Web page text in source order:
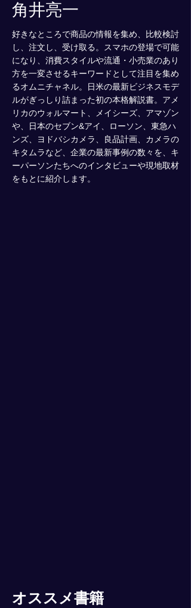
角井亮一
好きなところで商品の情報を集め、比較検討
し、注文し、受け取る。スマホの登場で可能
になり、消費スタイルや流通・小売業のあり
方を一変させるキーワードとして注目を集め
るオムニチャネル。日米の最新ビジネスモデ
ルがぎっしり詰まった初の本格解説書。アメ
リカのウォルマート、メイシーズ、アマゾン
や、日本のセブン&アイ、ローソン、東急ハ
ンズ、ヨドバシカメラ、良品計画、カメラの
キタムラなど、企業の最新事例の数々を、キ
ーパーソンたちへのインタビューや現地取材
をもとに紹介します。
オススメ書籍